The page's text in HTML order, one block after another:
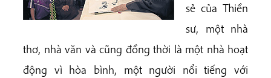
sẻ của Thiền
sư, một nhà
thơ, nhà văn và cũng đồng thời là một nhà hoạt
động vì hòa bình, một người nổi tiếng với